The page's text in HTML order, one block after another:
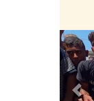
Previous